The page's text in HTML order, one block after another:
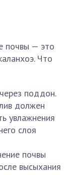
почвы — это
Что
поддон.
должен
увлажнения
слоя
почвы
высыхания